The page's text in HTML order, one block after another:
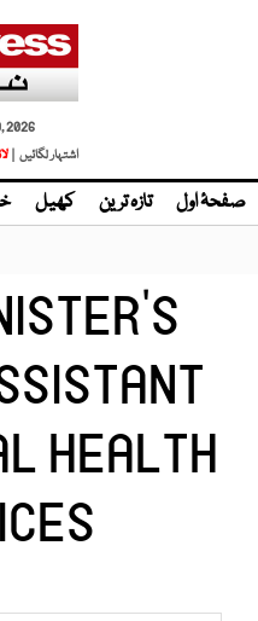
2026
اشتہار لگائیں |
صفحۂ اول تازہ ترین کھیل
HEALTH